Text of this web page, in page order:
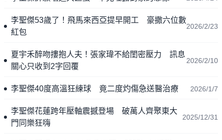
李聖傑53歲了！飛馬來西亞提早開工 豪撒六位數
紅包
2026/2/23
夏宇禾醉吻摟抱人夫！張家瑋不給閨密壓力 訊息
關心只收到2字回覆
2026/2/10
李聖傑40度高溫狂練球 竟二度灼傷急送醫治療 2026/1/7
李聖傑花蓮跨年壓軸震撼登場 破萬人齊聚東大
門同樂狂嗨
2025/12/31